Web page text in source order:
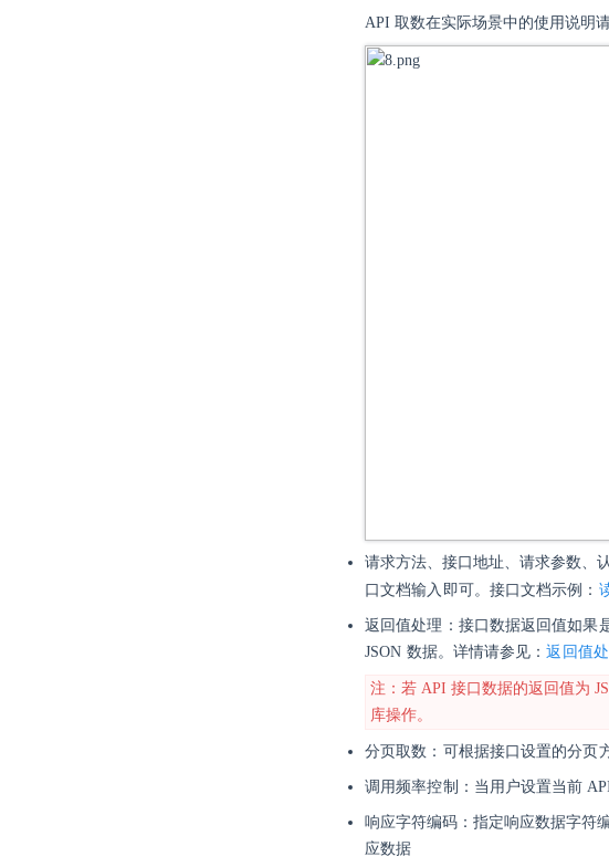
API 取数在实际场景中的使用说明请
请求方法、接口地址、请求参数、
口文档输入即可。 接口文档示例：
返回值处理： 接口数据返回值如果
JSON 数据。 详情请参见：返回值
注：若 API 接口数据的返回值为
库操作。
分页取数：可根据接口设置的分页
调用频率控制 ：当用户设置当前
响应字符编码：指定响应数据字符
应数据